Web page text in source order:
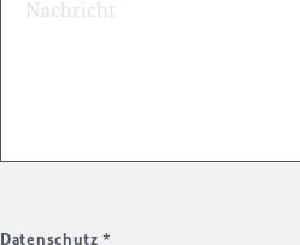
Datenschutz*